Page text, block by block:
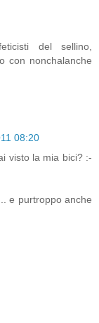
del sellino,
con nonchalanche
08:20
visto la mia bici? :-
e purtroppo anche